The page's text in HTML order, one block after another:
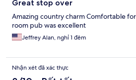
Great stop over
Amazing country charm Comfortable
room pub was excellent
Jeffrey Alan, nghỉ 1 đêm
Nhận xét đã xác thực